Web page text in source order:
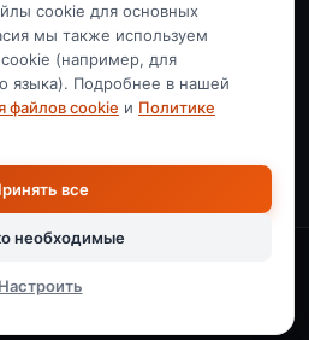
карточки
Попробовать
бесплатно
PRO
cookie для основных
мы также используем
(например, для
языка). Подробнее в нашей
файлов cookie и Политике
нужные для работы сайта:
все
необходимые
Настроить